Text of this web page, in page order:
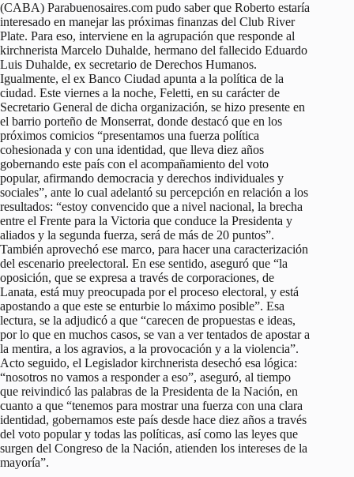
(CABA) Parabuenosaires.com pudo saber que Roberto estaría
interesado en manejar las próximas finanzas del Club River
Plate. Para eso, interviene en la agrupación que responde al
kirchnerista Marcelo Duhalde, hermano del fallecido Eduardo
Luis Duhalde, ex secretario de Derechos Humanos.
Igualmente, el ex Banco Ciudad apunta a la política de la
ciudad. Este viernes a la noche, Feletti, en su carácter de
Secretario General de dicha organización, se hizo presente en
el barrio porteño de Monserrat, donde destacó que en los
próximos comicios “presentamos una fuerza política
cohesionada y con una identidad, que lleva diez años
gobernando este país con el acompañamiento del voto
popular, afirmando democracia y derechos individuales y
sociales”, ante lo cual adelantó su percepción en relación a los
resultados: “estoy convencido que a nivel nacional, la brecha
entre el Frente para la Victoria que conduce la Presidenta y
aliados y la segunda fuerza, será de más de 20 puntos”.
También aprovechó ese marco, para hacer una caracterización
del escenario preelectoral. En ese sentido, aseguró que “la
oposición, que se expresa a través de corporaciones, de
Lanata, está muy preocupada por el proceso electoral, y está
apostando a que este se enturbie lo máximo posible”. Esa
lectura, se la adjudicó a que “carecen de propuestas e ideas,
por lo que en muchos casos, se van a ver tentados de apostar a
la mentira, a los agravios, a la provocación y a la violencia”.
Acto seguido, el Legislador kirchnerista desechó esa lógica:
“nosotros no vamos a responder a eso”, aseguró, al tiempo
que reivindicó las palabras de la Presidenta de la Nación, en
cuanto a que “tenemos para mostrar una fuerza con una clara
identidad, gobernamos este país desde hace diez años a través
del voto popular y todas las políticas, así como las leyes que
surgen del Congreso de la Nación, atienden los intereses de la
mayoría”.